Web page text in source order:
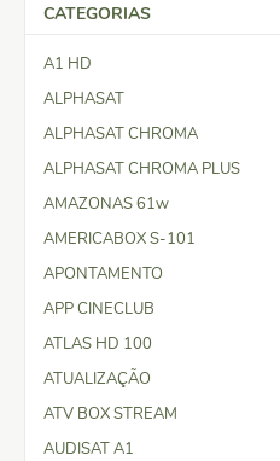
CATEGORIAS
A1 HD
ALPHASAT
ALPHASAT CHROMA
ALPHASAT CHROMA PLUS
AMAZONAS 61w
AMERICABOX S-101
APONTAMENTO
APP CINECLUB
ATLAS HD 100
ATUALIZAÇÃO
ATV BOX STREAM
AUDISAT A1